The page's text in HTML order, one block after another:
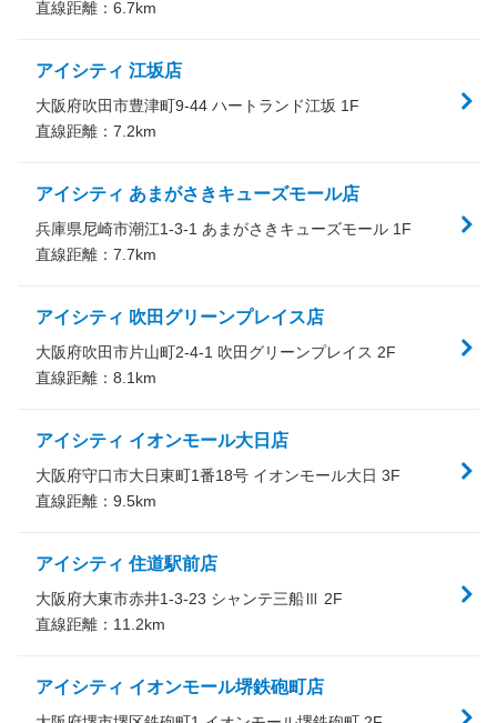
直線距離： 6.7km
アイシティ 江坂店
大阪府吹田市豊津町9-44 ハートランド江坂 1F
直線距離： 7.2km
アイシティ あまがさきキューズモール店
兵庫県尼崎市潮江1-3-1 あまがさきキューズモール 1F
直線距離： 7.7km
アイシティ 吹田グリーンプレイス店
大阪府吹田市片山町2-4-1 吹田グリーンプレイス 2F
直線距離： 8.1 km
アイシティ イオンモール大日店
大阪府守口市大日東町1番18号 イオンモール大日 3F
直線距離： 9.5km
アイシティ 住道駅前店
大阪府大東市赤井1-3-23 シャンテ三船Ⅲ 2F
直線距離： 11.2km
アイシティ イオンモール堺鉄砲町店